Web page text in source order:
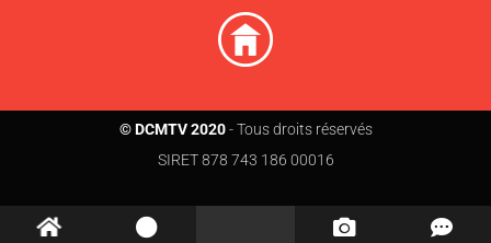
© DCMTV 2020- Tous droits réservés
SIRET 878 743 186 00016